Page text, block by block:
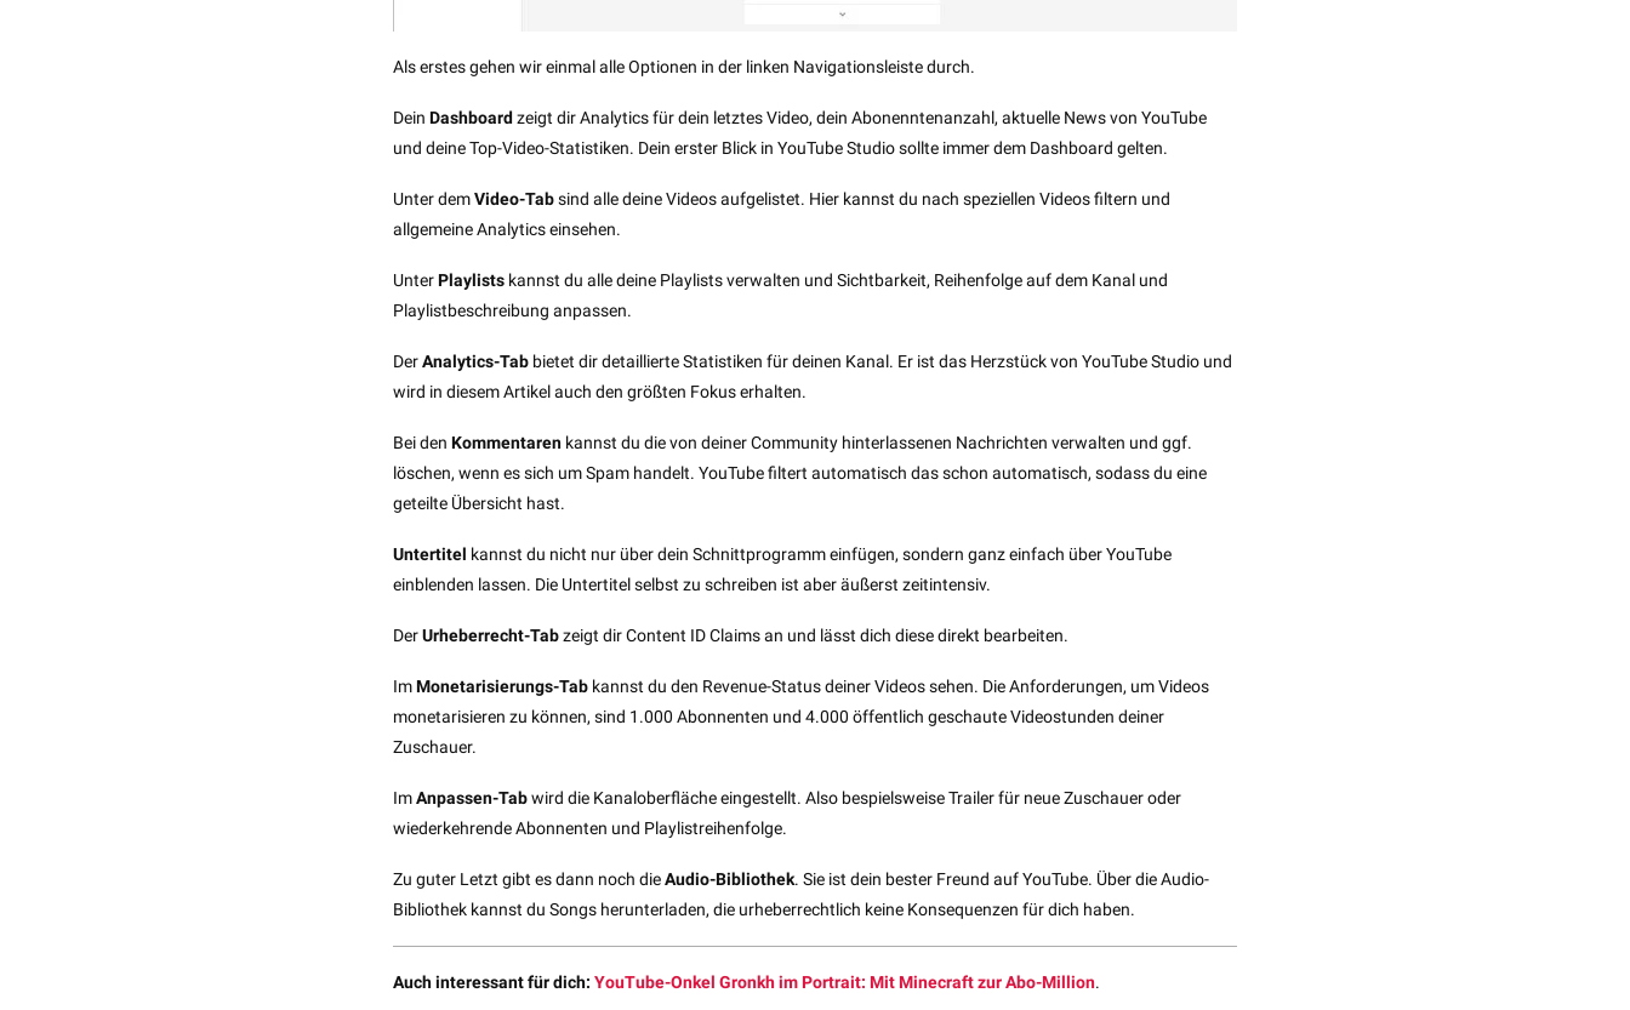
Als erstes gehen wir einmal alle Optionen in der linken Navigationsleiste durch.
Dein Dashboard zeigt dir Analytics für dein letztes Video, dein Abonenntenanzahl, aktuelle News von YouTube
und deine Top-Video-Statistiken. Dein erster Blick in YouTube Studio sollte immer dem Dashboard gelten.
Unter demVideo-Tabsind alle deine Videos aufgelistet. Hier kannst du nach speziellen Videos filtern und
allgemeine Analytics einsehen.
UnterPlaylists kannst du alle deine Playlists verwalten und Sichtbarkeit, Reihenfolge auf dem Kanal und
Playlistbeschreibung anpassen.
DerAnalytics-Tab bietet dir detaillierte Statistiken für deinen Kanal. Er ist das Herzstück von YouTube Studio und
wird in diesem Artikel auch den größten Fokus erhalten.
Bei den Kommentaren kannst du die von deiner Community hinterlassenen Nachrichten verwalten und ggf.
löschen, wenn es sich um Spam handelt. YouTube filtert automatisch das schon automatisch, sodass du eine
geteilte Übersicht hast.
Untertitel kannst du nicht nur über dein Schnittprogramm einfügen, sondern ganz einfach über YouTube
einblenden lassen. Die Untertitel selbst zu schreiben ist aber äußerst zeitintensiv.
DerUrheberrecht-Tabzeigt dir Content ID Claims an und lässt dich diese direkt bearbeiten.
ImMonetarisierungs-Tab kannst du den Revenue-Status deiner Videos sehen. Die Anforderungen, um Videos
monetarisieren zu können, sind 1.000 Abonnenten und 4.000 öffentlich geschaute Videostunden deiner
Zuschauer.
ImAnpassen-Tabwird die Kanaloberfläche eingestellt. Also bespielsweise Trailer für neue Zuschauer oder
wiederkehrende Abonnenten und Playlistreihenfolge.
Zu guter Letzt gibt es dann noch dieAudio-Bibliothek. Sie ist dein bester Freund auf YouTube. Über die Audio-
Bibliothek kannst du Songs herunterladen, die urheberrechtlich keine Konsequenzen für dich haben.
Auch interessant für dich: YouTube-Onkel Gronkh im Portrait: Mit Minecraft zur Abo-Million.